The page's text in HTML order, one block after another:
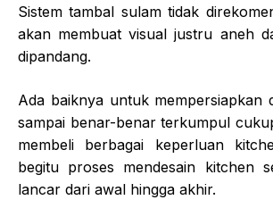
Sistem tambal sulam tidak
akan membuat visual justru aneh
dipandang.
Ada baiknya untuk mempersiapkan
sampai benar-benar terkumpul
membeli berbagai keperluan
begitu proses mendesain kitchen
lancar dari awal hingga akhir.